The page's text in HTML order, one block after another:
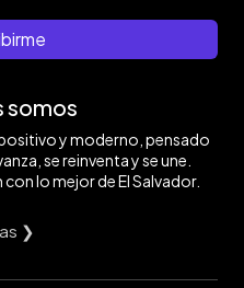
somos
y moderno, pensado
se reinventa y se une.
lo mejor de El Salvador.
❯